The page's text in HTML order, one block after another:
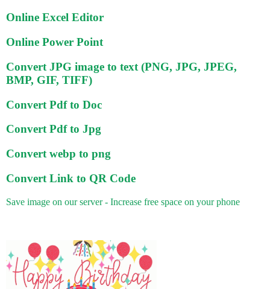
Online Excel Editor
Online Power Point
Convert JPG image to text (PNG, JPG, JPEG,
BMP, GIF, TIFF)
Convert Pdf to Doc
Convert Pdf to Jpg
Convert webp to png
Convert Link to QR Code
Save image on our server - Increase free space on your phone